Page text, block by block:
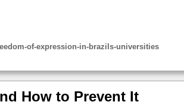
of-expression-in-brazils-universities
How to Prevent It